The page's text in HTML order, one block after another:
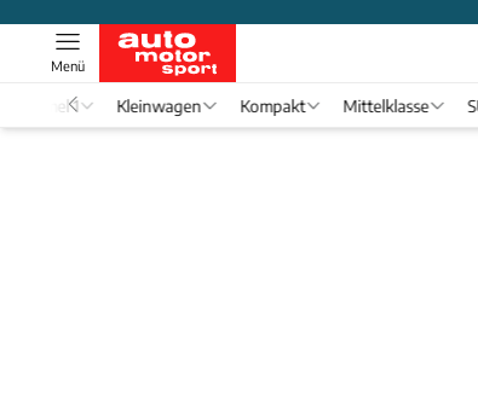
Menü
Formel 1 Kleinwagen Kompakt Mittelklasse